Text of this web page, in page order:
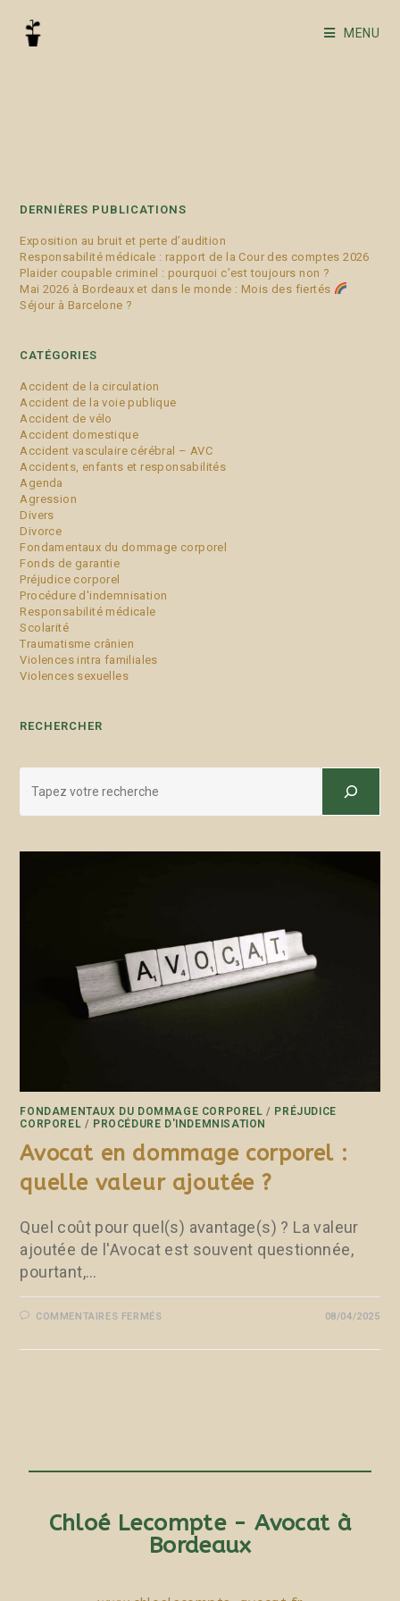
MENU
DERNIÈRES PUBLICATIONS
Exposition au bruit et perte d’audition
Responsabilité médicale : rapport de la Cour des comptes 2026
Plaider coupable criminel : pourquoi c’est toujours non ?
Mai 2026 à Bordeaux et dans le monde : Mois des fiertés
Séjour à Barcelone ?
CATÉGORIES
Accident de la circulation
Accident de la voie publique
Accident de vélo
Accident domestique
Accident vasculaire cérébral – AVC
Accidents, enfants et responsabilités
Agenda
Agression
Divers
Divorce
Fondamentaux du dommage corporel
Fonds de garantie
Préjudice corporel
Procédure d'indemnisation
Responsabilité médicale
Scolarité
Traumatisme crânien
Violences intra familiales
Violences sexuelles
RECHERCHER
FONDAMENTAUX DU DOMMAGE CORPOREL / PRÉJUDICE
CORPOREL / PROCÉDURE D'INDEMNISATION
Avocat en dommage corporel :
quelle valeur ajoutée ?
Quel coût pour quel(s) avantage(s) ? La valeur
ajoutée de l'Avocat est souvent questionnée,
pourtant,…
COMMENTAIRES FERMÉS 08/04/2025
Chloé Lecompte - Avocat à
Bordeaux